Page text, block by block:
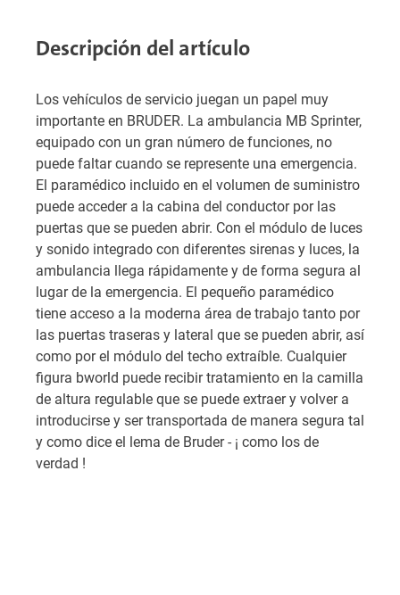
Descripción del artículo
Los vehículos de servicio juegan un papel muy
importante en BRUDER. La ambulancia MB Sprinter,
equipado con un gran número de funciones, no
puede faltar cuando se represente una emergencia.
El paramédico incluido en el volumen de suministro
puede acceder a la cabina del conductor por las
puertas que se pueden abrir. Con el módulo de luces
y sonido integrado con diferentes sirenas y luces, la
ambulancia llega rápidamente y de forma segura al
lugar de la emergencia. El pequeño paramédico
tiene acceso a la moderna área de trabajo tanto por
las puertas traseras y lateral que se pueden abrir, así
como por el módulo del techo extraíble. Cualquier
figura bworld puede recibir tratamiento en la camilla
de altura regulable que se puede extraer y volver a
introducirse y ser transportada de manera segura tal
y como dice el lema de Bruder - ¡ como los de
verdad !